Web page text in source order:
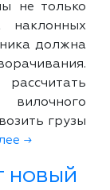
не только
должна
грузы
→
новый